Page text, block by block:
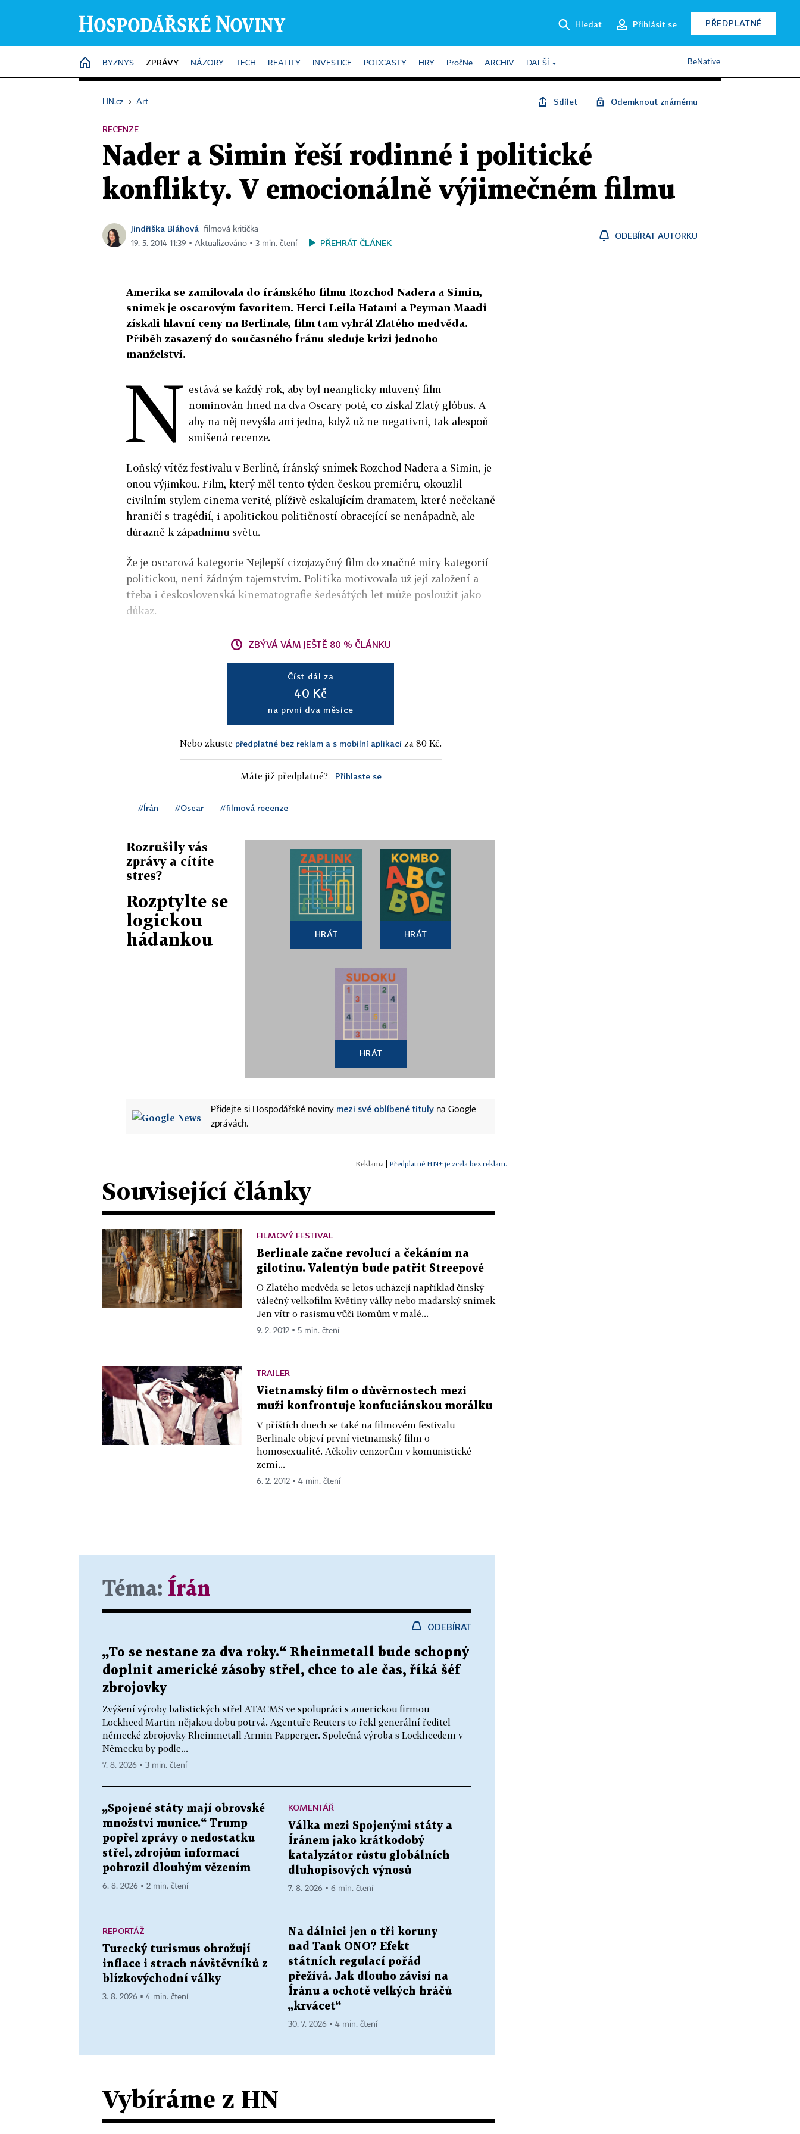
Hledat Přihlásit se PŘEDPLATNÉ
HOME
BYZNYS ZPRÁVY NÁZORY TECH REALITY INVESTICE PODCASTY HRY PročNe ARCHIV DALŠÍ BeNative
HN.cz › Art Sdílet Odemknout známému
RECENZE
Nader a Simin řeší rodinné i politické
konflikty. V emocionálně výjimečném filmu
Jindřiška Bláhová
filmová kritička
19. 5. 2014 11:39 ▪ Aktualizováno ▪ 3 min. čtení
PŘEHRÁT ČLÁNEK
ODEBÍRAT AUTORKU
Amerika se zamilovala do íránského filmu Rozchod Nadera a Simin,
snímek je oscarovým favoritem. Herci Leila Hatami a Peyman Maadi
získali hlavní ceny na Berlinale, film tam vyhrál Zlatého medvěda.
Příběh zasazený do současného Íránu sleduje krizi jednoho
manželství.
N estává se každý rok, aby byl neanglicky mluvený film
nominován hned na dva Oscary poté, co získal Zlatý glóbus. A
aby na něj nevyšla ani jedna, když už ne negativní, tak alespoň
smíšená recenze.
Loňský vítěz festivalu v Berlíně, íránský snímek Rozchod Nadera a Simin, je
onou výjimkou. Film, který měl tento týden českou premiéru, okouzlil
civilním stylem cinema verité, plíživě eskalujícím dramatem, které nečekaně
hraničí s tragédií, i apolitickou političností obracející se nenápadně, ale
důrazně k západnímu světu.
Že je oscarová kategorie Nejlepší cizojazyčný film do značné míry kategorií
politickou, není žádným tajemstvím. Politika motivovala už její založení a
třeba i československá kinematografie šedesátých let může posloužit jako
důkaz.
ZBÝVÁ VÁM JEŠTĚ 80 % ČLÁNKU
Číst dál za
40 Kč
na první dva měsíce
Nebo zkuste předplatné bez reklam a s mobilní aplikací za 80 Kč.
Máte již předplatné? Přihlaste se
#Írán #Oscar #filmová recenze
Rozrušily vás
zprávy a cítíte
stres?
Rozptylte se
logickou
hádankou
HRÁT HRÁT
HRÁT
Přidejte si Hospodářské noviny mezi své oblíbené tituly na Google
zprávách.
Předplatné HN+ je zcela bez reklam.
Související články
FILMOVÝ FESTIVAL
Berlinale začne revolucí a čekáním na
gilotinu. Valentýn bude patřit Streepové
O Zlatého medvěda se letos ucházejí například čínský
válečný velkofilm Květiny války nebo maďarský snímek
Jen vítr o rasismu vůči Romům v malé...
9. 2. 2012 ▪ 5 min. čtení
TRAILER
Vietnamský film o důvěrnostech mezi
muži konfrontuje konfuciánskou morálku
V příštích dnech se také na filmovém festivalu
Berlinale objeví první vietnamský film o
homosexualitě. Ačkoliv cenzorům v komunistické
zemi...
6. 2. 2012 ▪ 4 min. čtení
Téma: Írán
ODEBÍRAT
„To se nestane za dva roky.“ Rheinmetall bude schopný
doplnit americké zásoby střel, chce to ale čas, říká šéf
zbrojovky
Zvýšení výroby balistických střel ATACMS ve spolupráci s americkou firmou
Lockheed Martin nějakou dobu potrvá. Agentuře Reuters to řekl generální ředitel
německé zbrojovky Rheinmetall Armin Papperger. Společná výroba s Lockheedem v
Německu by podle...
7. 8. 2026 ▪ 3 min. čtení
„Spojené státy mají obrovské
množství munice.“ Trump
popřel zprávy o nedostatku
střel, zdrojům informací
pohrozil dlouhým vězením
6. 8. 2026 ▪ 2 min. čtení
KOMENTÁŘ
Válka mezi Spojenými státy a
Íránem jako krátkodobý
katalyzátor růstu globálních
dluhopisových výnosů
7. 8. 2026 ▪ 6 min. čtení
REPORTÁŽ
Turecký turismus ohrožují
inflace i strach návštěvníků z
blízkovýchodní války
3. 8. 2026 ▪ 4 min. čtení
Na dálnici jen o tři koruny
nad Tank ONO? Efekt
státních regulací pořád
přežívá. Jak dlouho závisí na
Íránu a ochotě velkých hráčů
„krvácet“
30. 7. 2026 ▪ 4 min. čtení
Vybíráme z HN